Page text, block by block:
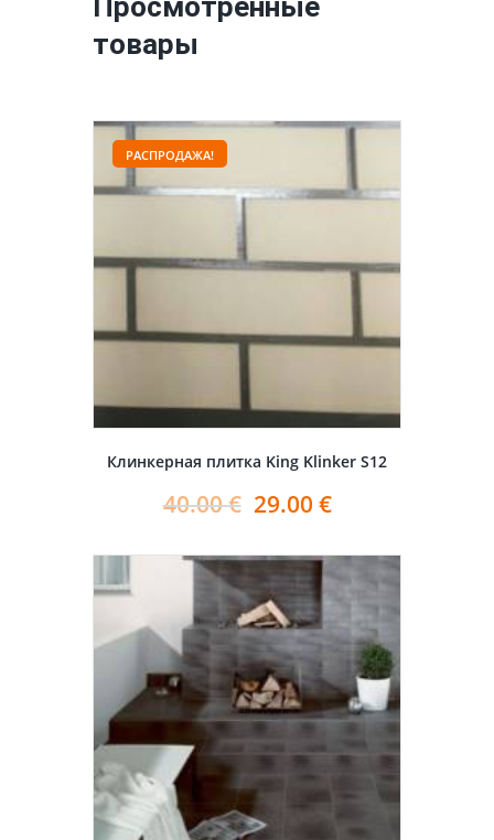
товары
РАСПРОДАЖА!
Клинкерная плитка King Klinker S12
40.00€ 29.00 €